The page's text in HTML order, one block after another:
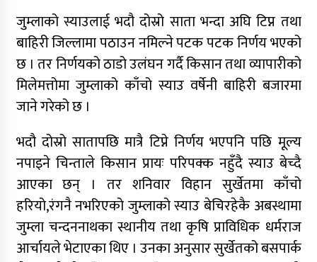
कर्णालीमा कांग्रेसका चार मन्त्रीहरूले दिए राजीनामा
नृपध्वज निरौलाको इजलासले उक्त निर्णय खारेजको
आदेश गरेको हो ।
जुम्लामा महिलामाथि जबरजस्ती करणी प्रयासको
नेपाली कांग्रेस जुम्लाका कोषाध्यक्ष पाण्डेको निधन
डाेल्पाकाे जगदुल्लाबाट जुम्ला आउँदै गरेकाे जिप
दुर्घटना, एकको मृत्यु
डाेल्पाकाे जगदुल्लाबाट जुम्ला आउँदै गरेकाे जिप
दुर्घटना, एकको मृत्यु
जुम्लाको स्याउलाई भदौ दोस्रो साता भन्दा अघि टिप्न तथा
बाहिरी जिल्लामा पठाउन नमिल्ने पटक पटक निर्णय भएको
छ । तर निर्णयको ठाडो उलंघन गर्दै किसान तथा व्यापारीको
मिलेमत्तोमा जुम्लाको काँचो स्याउ वर्षेनी बाहिरी बजारमा
जाने गरेको छ ।
भदौ दोस्रो सातापछि मात्रै टिप्ने निर्णय भएपनि पछि मूल्य
नपाइने चिन्ताले किसान प्रायः परिपक्क नहुँदै स्याउ बेच्दै
आएका छन् । तर शनिवार विहान सुर्खेतमा काँचो
हरियो,रंगनै नभरिएको जुम्लाको स्याउ बेचिरहेकै अबस्थामा
जुम्ला चन्दननाथका स्थानीय तथा कृषि प्राविधिक धर्मराज
आर्चायले भेटाएका थिए । उनका अनुसार सुर्खेतको बसपार्क